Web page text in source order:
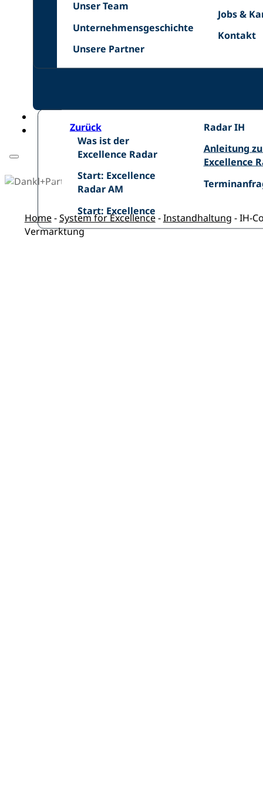
Unser Team
Unser
Unternehmensgeschichte
Unternehmensgeschichte
Unsere Partner
Unsere
Jobs &
Jobs
Karriere
Kontakt
Kontakt
Zurück
Was ist der
Excellence Radar
Was
ist
Excellence
Radar
Start: Excellence
Radar AM
Start:
Excellence
AM
Start: Excellence
Radar IH
Start:
Excellence
IH
Anleitung
Excellence
Anleitung
zum
Radar
Home-System for Excellence-Instandhaltung -IH-
Vermarktung